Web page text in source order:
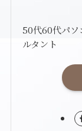
50代60代パソ
ルタント